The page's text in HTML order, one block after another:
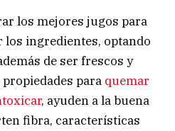
los mejores jugos para
los ingredientes, optando
de ser frescos y
para quemar
, ayuden a la buena
fibra, características